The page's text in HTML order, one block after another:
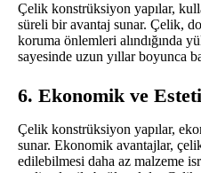
Çelik konstrüksiyon yapılar,
süreli bir avantaj sunar. Çelik,
koruma önlemleri alındığında
sayesinde uzun yıllar boyunca
6. Ekonomik ve
Çelik konstrüksiyon yapılar,
sunar. Ekonomik avantajlar, çelik
edilebilmesi daha az malzeme